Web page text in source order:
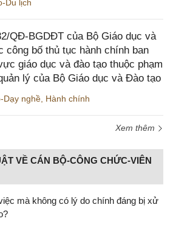
Du lịch
QĐ-BGDĐT của Bộ Giáo dục và
công bố thủ tục hành chính ban
giáo dục và đào tạo thuộc phạm
lý của Bộ Giáo dục và Đào tạo
Dạy nghề Hành chính
Xem thêm
VỀ CÁN BỘ-CÔNG CHỨC-VIÊN
mà không có lý do chính đáng bị xử